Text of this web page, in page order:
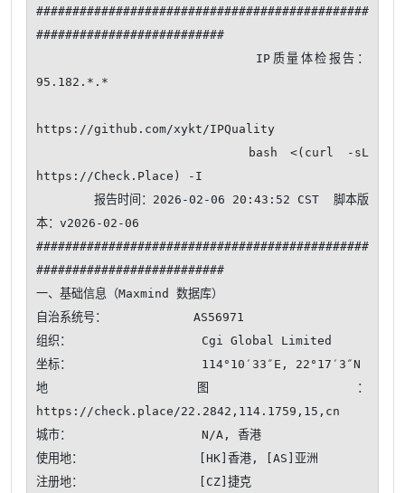
##############################################
##########################
95.182.*.*
https://github.com/xykt/IPQuality
https://Check.Place) -I
本：v2026-02-06
##############################################
##########################
一、基础信息（Maxmind 数据库）
自治系统号：            AS56971
组织：                  Cgi Global Limited
坐标：                  114°10′33″E, 22°17′3″N
地图：
https://check.place/22.2842,114.1759,15,cn
城市：                  N/A, 香港
使用地：                [HK]香港, [AS]亚洲
注册地：                [CZ]捷克